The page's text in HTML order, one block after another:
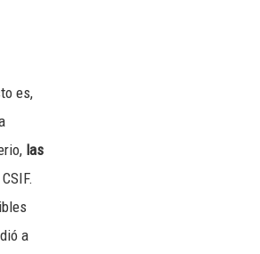
es,
las
a